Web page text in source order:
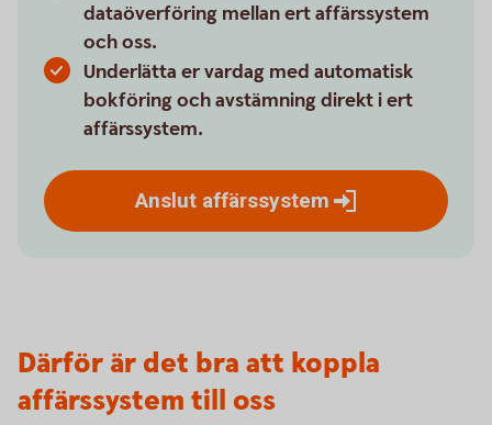
dataöverföring mellan ert affärssystem
och oss.
Underlätta er vardag med automatisk
bokföring och avstämning direkt i ert
affärssystem.
Anslut affärssystem
Därför är det bra att koppla
affärssystem till oss